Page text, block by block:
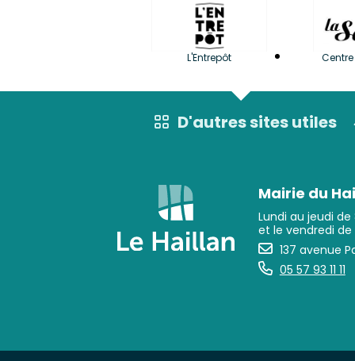
L'Entrepôt
D'autres sites utiles
Mairie du
Lundi au jeudi de
et le vendredi de
137 avenue
05 57 93 11 11